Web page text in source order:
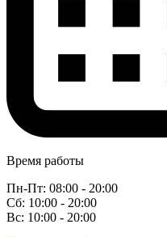
Время работы
Пн-Пт: 08:00 - 20:00
Сб: 10:00 - 20:00
Вс: 10:00 - 20:00